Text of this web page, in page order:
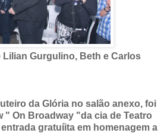
Gurgulino, Beth e Carlos
da Glória no salão anexo, foi
" On Broadway "da cia de Teatro
gratuíita em homenagem a